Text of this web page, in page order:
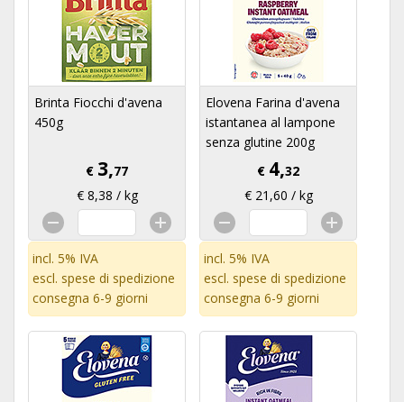
Brinta Fiocchi d'avena
450g
€ 3,77
€ 8,38 / kg
incl. 5% IVA
escl. spese di spedizione
consegna 6-9 giorni
Elovena Farina d'avena
istantanea al lampone
senza glutine 200g
€ 4,32
€ 21,60 / kg
incl. 5% IVA
escl. spese di spedizione
consegna 6-9 giorni